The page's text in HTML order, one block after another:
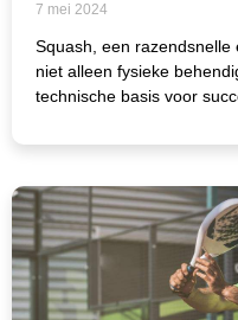
7 mei 2024
Squash, een
niet alleen fysieke
technische basis voor